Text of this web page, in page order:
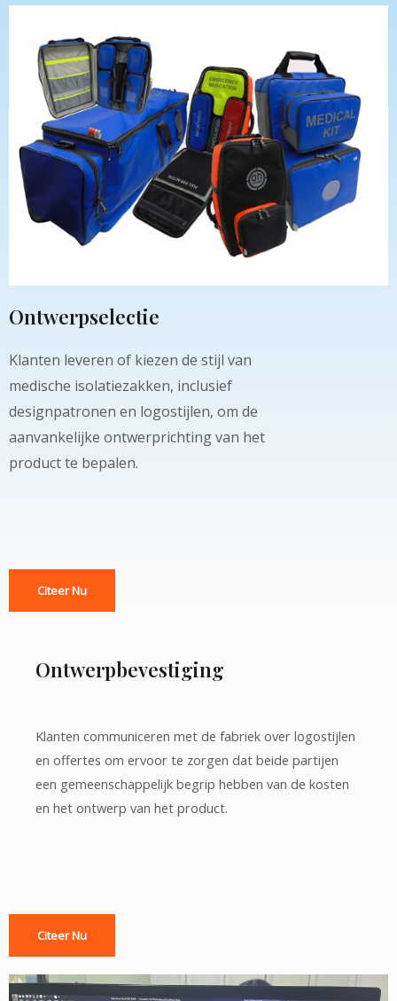
Ontwerpselectie
Klanten leveren of kiezen de stijl van
medische isolatiezakken, inclusief
designpatronen en logostijlen, om de
aanvankelijke ontwerprichting van het
product te bepalen.
Citeer Nu
Ontwerpbevestiging
Klanten communiceren met de fabriek over logostijlen
en offertes om ervoor te zorgen dat beide partijen
een gemeenschappelijk begrip hebben van de kosten
en het ontwerp van het product.
Citeer Nu